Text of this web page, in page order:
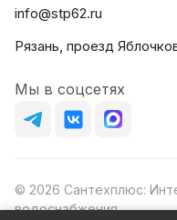
info@stp62.ru
Рязань, проезд
Мы в соцсетях
© 2026 Сантехплюс:
водоснабжения